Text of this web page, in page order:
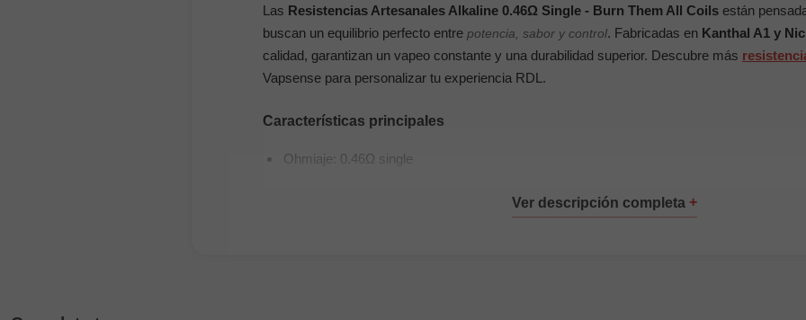
Las Resistencias Artesanales Alkaline 0.46Ω Single - Burn Them All Coils están
buscan un equilibrio perfecto entre potencia, sabor y control. Fabricadas en Kanthal A1 y
calidad, garantizan un vapeo constante y una durabilidad superior. Descubre más
Vapsense para personalizar tu experiencia RDL.
Características principales
Ohmiaje: 0.46Ω single